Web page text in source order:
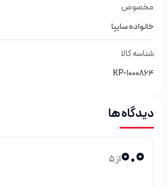
مخصوص
خانواده سایپا
شناسه کالا
KP-1000864
دیدگاه ها
0.0از 5